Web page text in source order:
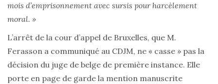
mois d’emprisonnement avec sursis pour harcèlement
moral. »
L’arrêt de la cour d’appel de Bruxelles, que M.
Ferasson a communiqué au CDJM, ne « casse » pas la
décision du juge de belge de première instance. Elle
porte en page de garde la mention manuscrite